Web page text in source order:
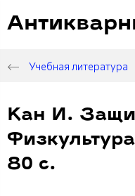
Учебная литература
Кан И.
80 с.